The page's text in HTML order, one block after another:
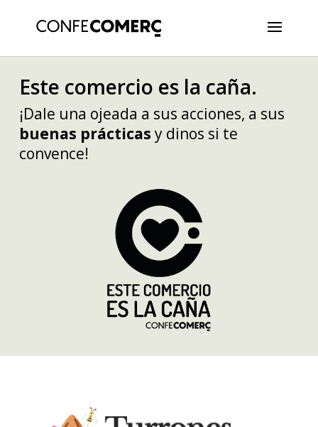
Este comercio es la caña.
¡Dale una ojeada a sus acciones, a sus
buenas prácticas y dinos si te
convence!